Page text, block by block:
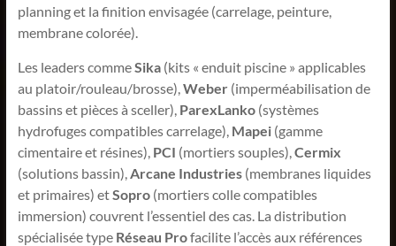
planning et la finition envisagée (carrelage, peinture,
membrane colorée).
Les leaders commeSika(kits « enduit piscine » applicables
au platoir/rouleau/brosse),Weber(imperméabilisation de
bassins et pièces à sceller), ParexLanko(systèmes
hydrofuges compatibles carrelage), Mapei(gamme
cimentaire et résines), PCI (mortiers souples),Cermix
(solutions bassin),Arcane Industries(membranes liquides
et primaires) etSopro(mortiers colle compatibles
immersion) couvrent l’essentiel des cas. La distribution
spécialisée type Réseau Profacilite l’accès aux références